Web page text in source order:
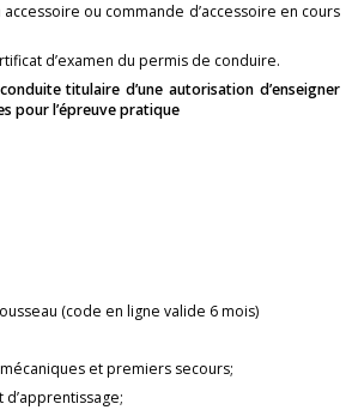
ac­ces­soire ou com­mande d’ac­ces­soire en cours
d’exa­men du per­mis de conduire.
ti­tu­laire d’une au­to­ri­sa­tion d’en­sei­gner
pour l’épreuve pra­tique
(code en ligne va­lide 6 mois)
et pre­miers se­cours;
d’ap­pren­tis­sage;